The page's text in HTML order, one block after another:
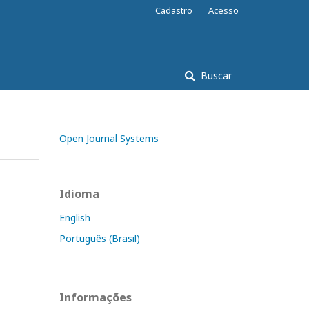
Buscar
Cadastro Acesso
Open Journal Systems
Idioma
English
Português (Brasil)
Informações